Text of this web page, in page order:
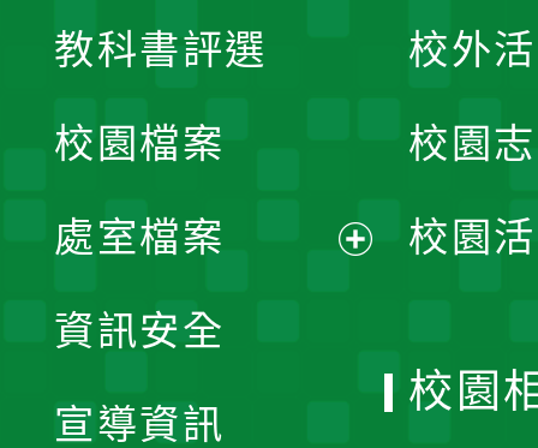
單
教科書評選
校園檔案
處室檔案
資訊安全
宣導資訊
校外
校園
校園
校園